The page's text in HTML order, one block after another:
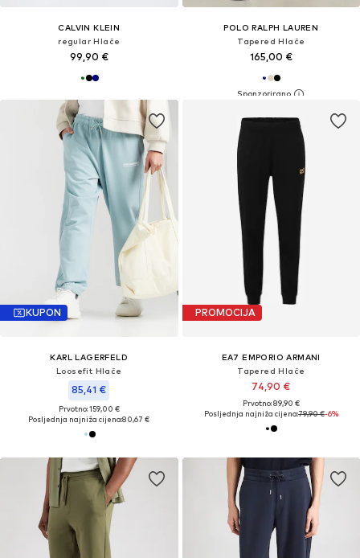
CALVIN KLEIN
regular Hlače
99,90 €
POLO RALPH LAUREN
Tapered Hlače
165,00 €
KUPON
KARL LAGERFELD
Loosefit Hlače
85,41 €
Prvotno: 159,00 €
Posljednja najniža cijena:80,67 €
PROMOCIJA
EA7 EMPORIO ARMANI
Tapered Hlače
74,90 €
Prvotno: 89,90 €
Posljednja najniža cijena:79,90 €-6%